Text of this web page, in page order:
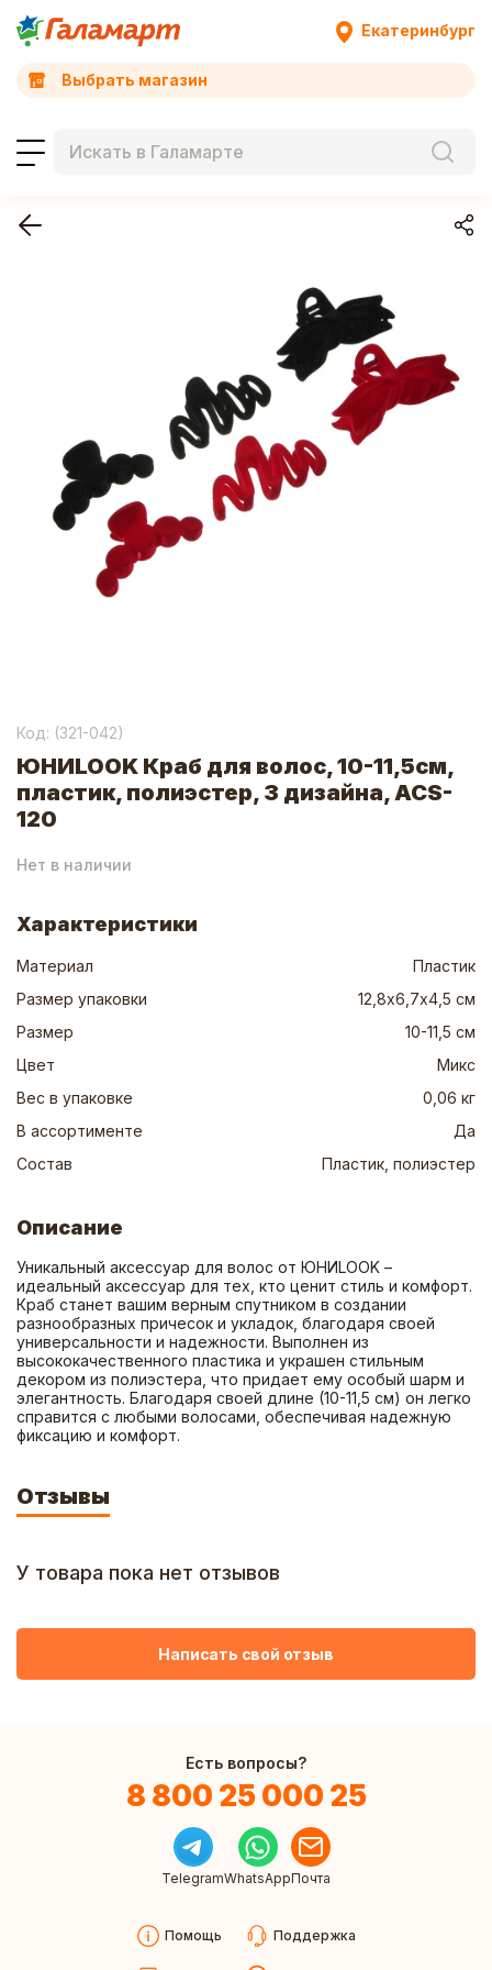
Екатеринбург
Выбрать магазин
Код: (321-042)
ЮНИLOOK Краб для волос, 10-11,5см,
пластик, полиэстер, 3 дизайна, ACS-
120
Нет в наличии
Характеристики
Материал
Пластик
Размер упаковки
12,8х6,7х4,5 см
Размер
10-11,5 см
Цвет
Микс
Вес в упаковке
0,06 кг
В ассортименте
Да
Состав
Пластик, полиэстер
Описание
Уникальный аксессуар для волос от ЮНИLOOK –
идеальный аксессуар для тех, кто ценит стиль и комфорт.
Краб станет вашим верным спутником в создании
разнообразных причесок и укладок, благодаря своей
универсальности и надежности. Выполнен из
высококачественного пластика и украшен стильным
декором из полиэстера, что придает ему особый шарм и
элегантность. Благодаря своей длине (10-11,5 см) он легко
справится с любыми волосами, обеспечивая надежную
фиксацию и комфорт.
Отзывы
У товара пока нет отзывов
Написать свой отзыв
Есть вопросы?
8 800 25 000 25
TelegramWhatsAppПочта
Помощь Поддержка